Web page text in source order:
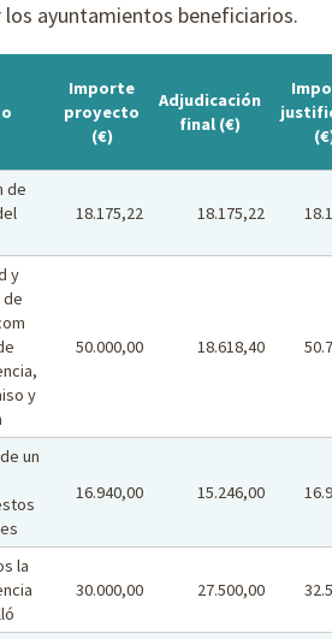
ayuntamientos beneficiarios.
Importe
proyecto
(€)
Adjudicación
final (€)
de
18.175,22 18.175,22
y
y
50.000,00 18.618,40
un
16.940,00 15.246,00
la
30.000,00 27.500,00